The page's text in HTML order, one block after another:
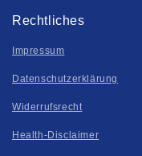
Rechtliches
Impressum
Datenschutzerklärung
Widerrufsrecht
Health-Disclaimer